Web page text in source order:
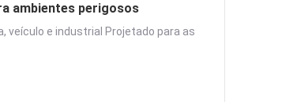
ambientes perigosos
veículo e industrial Projetado para as